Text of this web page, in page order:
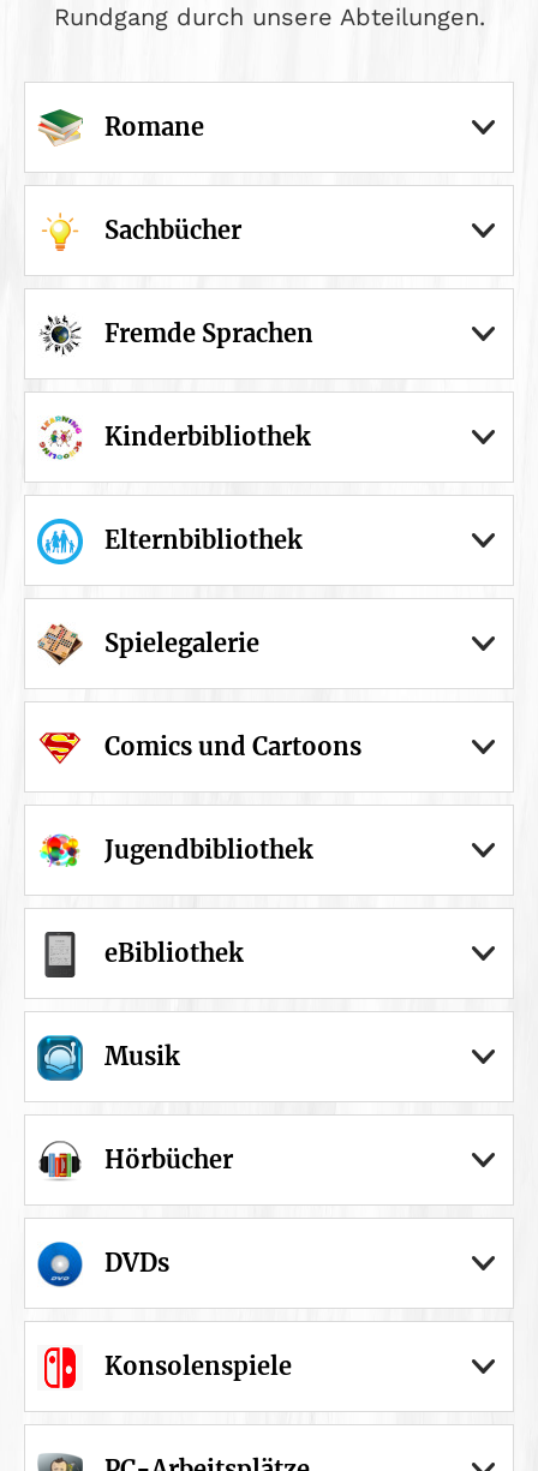
Rundgang durch unsere Abteilungen.
Romane
Sachbücher
Fremde Sprachen
Kinderbibliothek
Elternbibliothek
Spielegalerie
Comics und Cartoons
Jugendbibliothek
eBibliothek
Musik
Hörbücher
DVDs
Konsolenspiele